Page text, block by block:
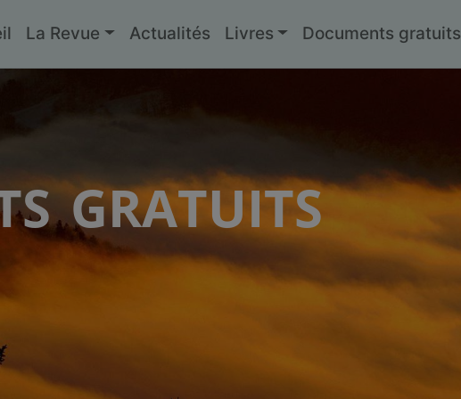
La Revue Actualités Livres Documents gratuits
gratuits